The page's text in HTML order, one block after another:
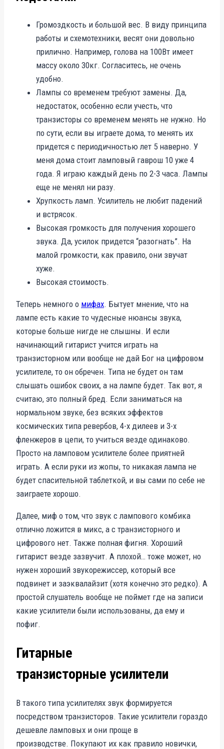
Громоздкость и большой вес. В виду принципа
работы и схемотехники, весят они довольно
прилично. Например, голова на 100Вт имеет
массу около 30кг. Согласитесь, не очень
удобно.
Лампы со временем требуют замены. Да,
недостаток, особенно если учесть, что
транзисторы со временем менять не нужно. Но
по сути, если вы играете дома, то менять их
придется с периодичностью лет 5 наверно. У
меня дома стоит ламповый гаврош 10 уже 4
года. Я играю каждый день по 2-3 часа. Лампы
еще не менял ни разу.
Хрупкость ламп. Усилитель не любит падений
и встрясок.
Высокая громкость для получения хорошего
звука. Да, усилок придется “разогнать”. На
малой громкости, как правило, они звучат
хуже.
Высокая стоимость.
Теперь немного о мифах. Бытует мнение, что на
лампе есть какие то чудесные нюансы звука,
которые больше нигде не слышны. И если
начинающий гитарист учится играть на
транзисторном или вообще не дай Бог на цифровом
усилителе, то он обречен. Типа не будет он там
слышать ошибок своих, а на лампе будет. Так вот, я
считаю, это полный бред. Если заниматься на
нормальном звуке, без всяких эффектов
космических типа ревербов, 4-х дилеев и 3-х
фленжеров в цепи, то учиться везде одинаково.
Просто на ламповом усилителе более приятней
играть. А если руки из жопы, то никакая лампа не
будет спасительной таблеткой, и вы сами по себе не
заиграете хорошо.
Далее, миф о том, что звук с лампового комбика
отлично ложится в микс, а с транзисторного и
цифрового нет. Также полная фигня. Хороший
гитарист везде зазвучит. А плохой… тоже может, но
нужен хороший звукорежиссер, который все
подвинет и заэквалайзит (хотя конечно это редко). А
простой слушатель вообще не поймет где на записи
какие усилители были использованы, да ему и
пофиг.
Гитарные
транзисторные усилители
В такого типа усилителях звук формируется
посредством транзисторов. Такие усилители гораздо
дешевле ламповых и они проще в
производстве. Покупают их как правило новички,